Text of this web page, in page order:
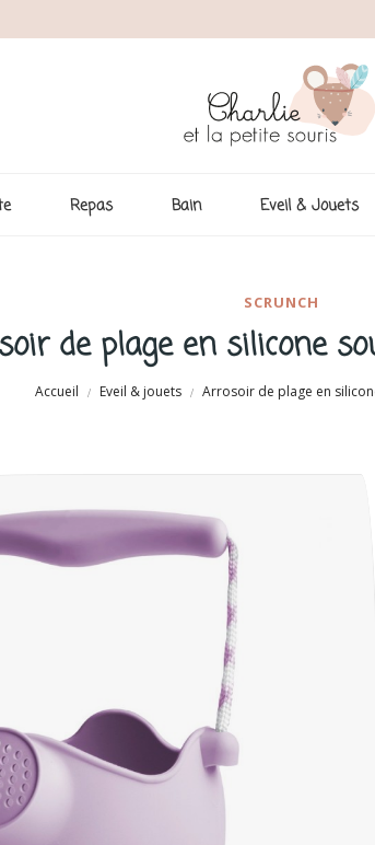
Repas Bain Eveil & Jouets
SCRUNCH
de plage en silicone
Accueil Eveil & jouets Arrosoir de plage en